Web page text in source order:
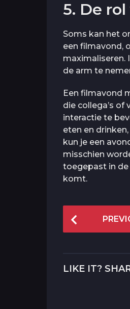
5. De
Soms kan het
een filmavond,
maximaliseren.
de arm te
Een filmavond
die collega’s
interactie te
eten en
kun je een
misschien
toegepast in
komt.
P
o
tLIKE IT?